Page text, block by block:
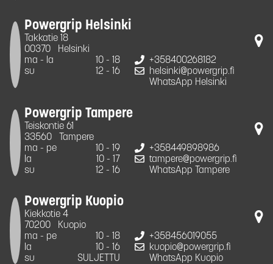
Powergrip Helsinki
Takkatie 18
00370
Helsinki
ma - la
10 - 18
su
12 - 16
+358400268182
helsinki@powergrip.fi
WhatsApp Helsinki
Powergrip Tampere
Teiskontie 61
33560
Tampere
ma - pe
10 - 19
la
10 - 17
su
12 - 16
+358449898986
tampere@powergrip.fi
WhatsApp Tampere
Powergrip Kuopio
Kiekkotie 4
70200
Kuopio
ma - pe
10 - 18
la
10 - 16
su
SULJETTU
+358456019055
kuopio@powergrip.fi
WhatsApp Kuopio